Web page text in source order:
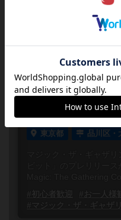
08月
13:00～
MtG 『ホビッ
日曜昼の部【
歓迎】
東京都 品川区・
#初心者歓迎
#お一人様
#マジック・ザ・ギャザリ